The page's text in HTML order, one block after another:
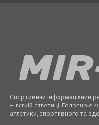
Спортивний інформаційний
– легкій атлетиці. Головною
атлетики, спортивного та